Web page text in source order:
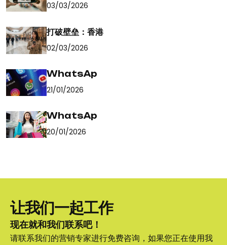
03/03/2026
打破壁垒：香港
02/03/2026
WhatsAp
21/01/2026
WhatsAp
20/01/2026
让我们一起工作
现在就和我们联系吧！
请联系我们的营销专家进行免费咨询，如果您正在使用我